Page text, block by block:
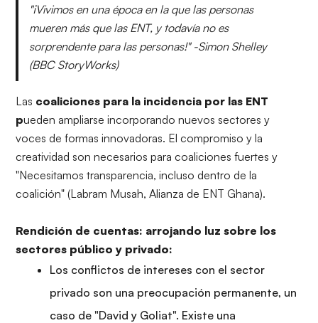
"¡Vivimos en una época en la que las personas
mueren más que las ENT, y todavía no es
sorprendente para las personas!" -Simon Shelley
(BBC StoryWorks)
Las coaliciones para la incidencia por las ENT
pueden ampliarse incorporando nuevos sectores y
voces de formas innovadoras. El compromiso y la
creatividad son necesarios para coaliciones fuertes y
"Necesitamos transparencia, incluso dentro de la
coalición" (Labram Musah, Alianza de ENT Ghana).
Rendición de cuentas: arrojando luz sobre los
sectores público y privado:
Los conflictos de intereses con el sector
privado son una preocupación permanente, un
caso de "David y Goliat". Existe una